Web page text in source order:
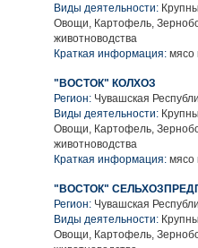
Виды деятельности:
Овощи, Картофель,
животноводства
Краткая информация: мясо
"ВОСТОК" КОЛХОЗ
Регион: Чувашская
Виды деятельности:
Овощи, Картофель,
животноводства
Краткая информация: мясо
"ВОСТОК"
Регион: Чувашская
Виды деятельности:
Овощи, Картофель,